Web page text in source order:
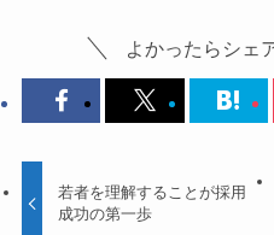
よかったらシェ
若者を理解することが採用
成功の第一歩